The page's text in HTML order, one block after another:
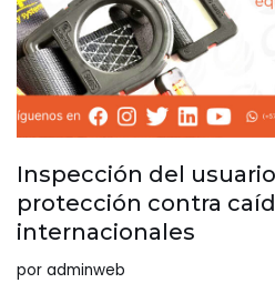
Inspección del
protección contra
internacionales
por adminweb